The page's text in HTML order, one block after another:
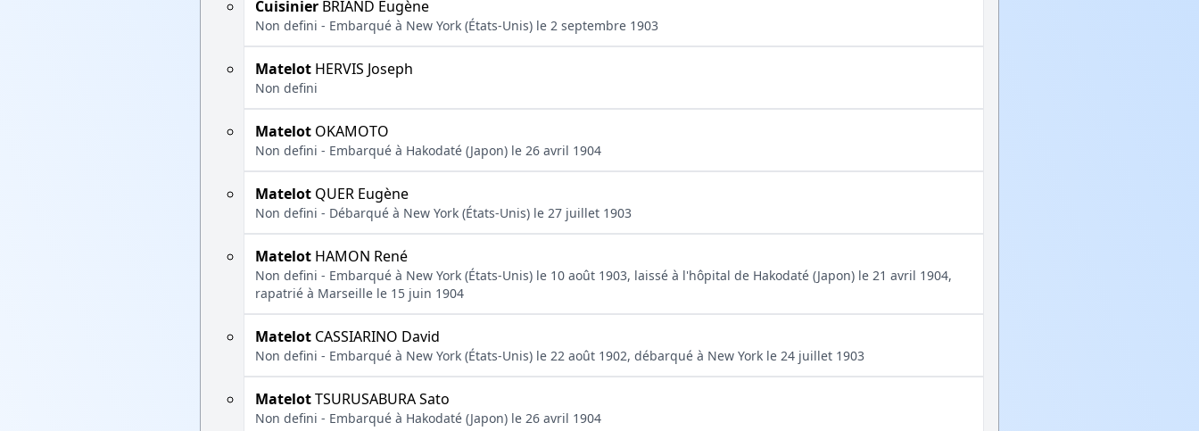
Cuisinier BRIAND Eugène
Non defini - Embarqué à New York (États-Unis) le 2 septembre 1903
Matelot HERVIS Joseph
Non defini
Matelot OKAMOTO
Non defini - Embarqué à Hakodaté (Japon) le 26 avril 1904
Matelot QUER Eugène
Non defini - Débarqué à New York (États-Unis) le 27 juillet 1903
Matelot HAMON René
Non defini - Embarqué à New York (États-Unis) le 10 août 1903, laissé à l'hôpital de Hakodaté (Japon) le 21 avril 1904,
rapatrié à Marseille le 15 juin 1904
Matelot CASSIARINO David
Non defini - Embarqué à New York (États-Unis) le 22 août 1902, débarqué à New York le 24 juillet 1903
MatelotTSURUSABURA Sato
Non defini - Embarqué à Hakodaté (Japon) le 26 avril 1904